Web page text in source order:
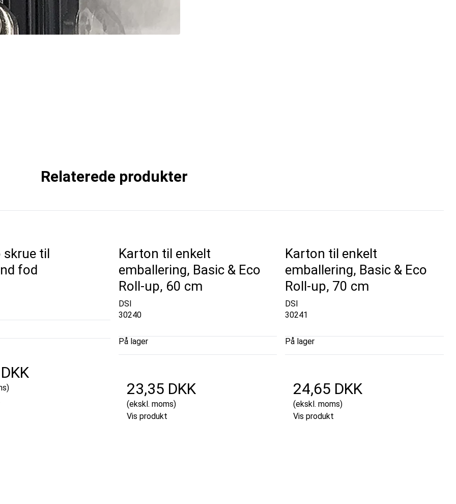
Relaterede produkter
skrue til
fod
Karton til enkelt
emballering, Basic & Eco
Roll-up, 60 cm
DSI
30240
På lager
23,35 DKK
(ekskl. moms)
Vis produkt
Karton til enkelt
emballering, Basic & Eco
Roll-up, 70 cm
DSI
30241
På lager
24,65 DKK
(ekskl. moms)
Vis produkt